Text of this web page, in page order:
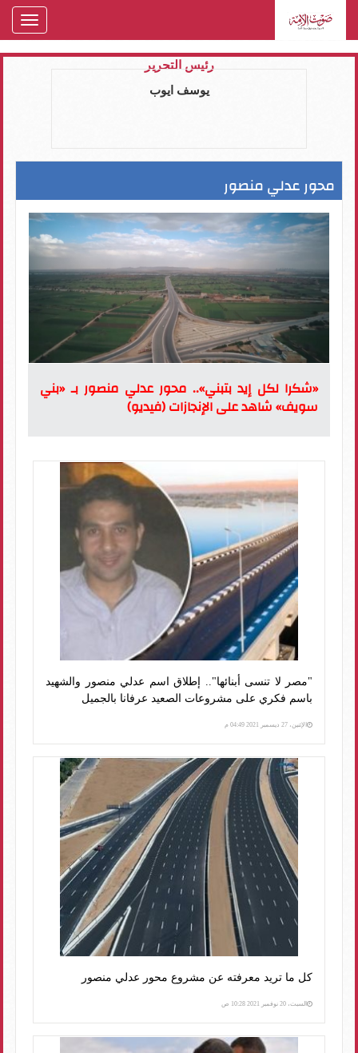
رئيس التحرير
يوسف ايوب
محور عدلي منصور
«شكرا لكل إيد بتبني».. محور عدلي منصور بـ «بني
سويف» شاهد على الإنجازات (فيديو)
"مصر لا تنسى أبنائها".. إطلاق اسم عدلي منصور والشهيد
باسم فكري على مشروعات الصعيد عرفانا بالجميل
الإثنين، 27 ديسمبر 2021 04:49 م
كل ما تريد معرفته عن مشروع محور عدلي منصور
السبت، 20 نوفمبر 2021 10:28 ص